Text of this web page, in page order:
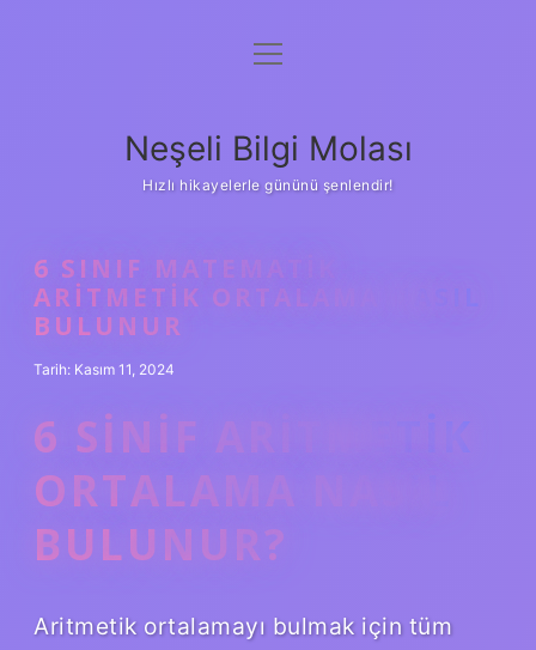
Anasayfa
Yasal Uyarı
menüyü
Neşeli Bilgi Molası
Hızlı hikayelerle gününü şenlendir!
6 SINIF MATEMATIK
ARITMETIK ORTALAMA NASIL
BULUNUR
Tarih: Kasım 11, 2024
6 SINIF ARITMETIK
ORTALAMA NASIL
BULUNUR?
Aritmetik ortalamayı bulmak için tüm